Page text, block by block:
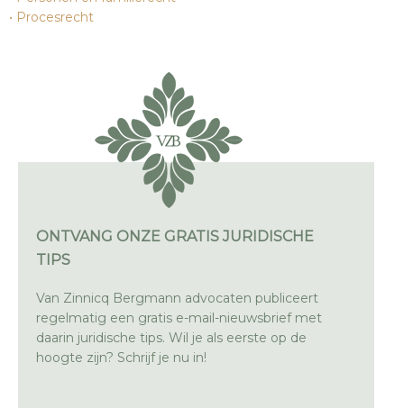
Procesrecht
ONTVANG ONZE GRATIS JURIDISCHE
TIPS
Van Zinnicq Bergmann advocaten publiceert
regelmatig een gratis e-mail-nieuwsbrief met
daarin juridische tips. Wil je als eerste op de
hoogte zijn? Schrijf je nu in!